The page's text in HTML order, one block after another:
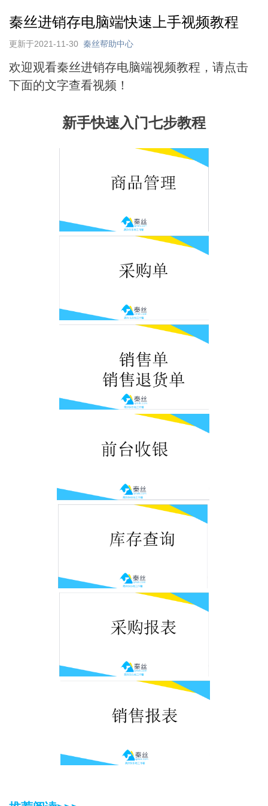
秦丝进销存电脑端快速上手视频教程
更新于2021-11-30 秦丝帮助中心
欢迎观看秦丝进销存电脑端视频教程，请点击
下面的文字查看视频！
新手快速入门七步教程